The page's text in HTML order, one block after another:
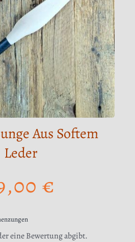
Aus Softem
Leder
€
eine Bewertung abgibt.